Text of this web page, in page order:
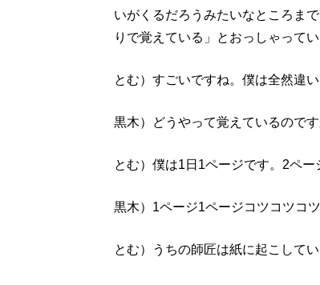
いがくるだろうみたいなところま
りで覚えている」とおっしゃってい
とむ）すごいですね。僕は全然違い
黒木）どうやって覚えているのです
とむ）僕は1日1ページです。2ペー
黒木）1ページ1ページコツコツコ
とむ）うちの師匠は紙に起こして